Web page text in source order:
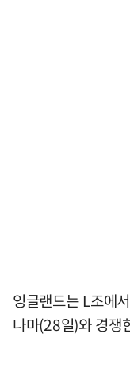
잉글랜드는 L조에
나마(28일)와 경쟁